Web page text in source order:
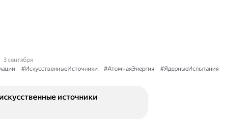
3 сентября
#ИскусственныеИсточники #АтомнаяЭнергия
#ЯдерныеИспытания
источники